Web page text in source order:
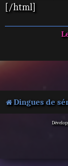
[/html]
Dingues de